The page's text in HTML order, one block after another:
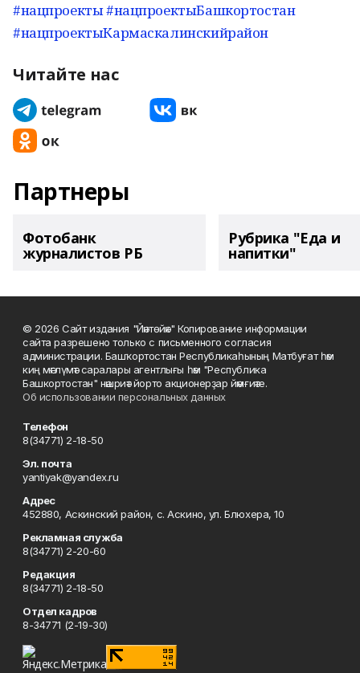
#нацпроекты#нацпроектыБашкортостан
#нацпроектыКармаскалинскийрайон
Читайте нас
Партнеры
Фотобанк
журналистов РБ
Рубрика "Еда и
напитки"
© 2026 Сайт издания "Йәнтөйәк" Копирование информации
сайта разрешено только с письменного согласия
администрации. Башҡортостан Республикаһының Матбуғат һәм
киң мәғлүмәт саралары агентлығы һәм "Республика
Башкортостан" нәшриәт йорто акционерҙар йәмғиәте.
Об использовании персональных данных
Телефон
8(34771) 2-18-50
Эл. почта
yantiyak@yandex.ru
Адрес
452880, Аскинский район, с. Аскино, ул. Блюхера, 10
Рекламная служба
8(34771) 2-20-60
Редакция
8(34771) 2-18-50
Отдел кадров
8-34771 (2-19-30)